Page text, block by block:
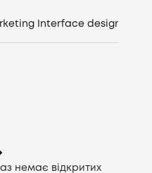
Interface design
немає відкритих